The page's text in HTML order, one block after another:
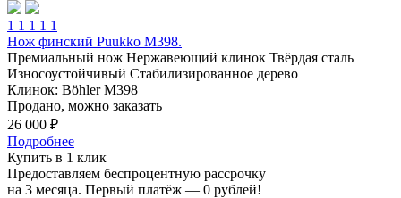
1 1 1 1 1
Нож финский Puukko М398.
Премиальный нож Нержавеющий клинок Твёрдая сталь
Износоустойчивый Стабилизированное дерево
Клинок: Böhler M398
Продано, можно заказать
26 000 ₽
Подробнее
Купить в 1 клик
Предоставляем беспроцентную рассрочку
на 3 месяца. Первый платёж — 0 рублей!